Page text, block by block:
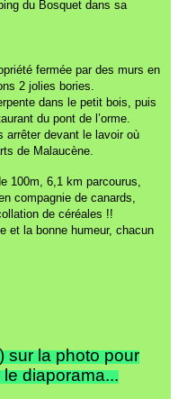
du Bosquet dans sa
fermée par des murs en
2 jolies bories.
dans le petit bois, puis
du pont de l’orme.
arrêter devant le lavoir où
de Malaucène.
100m, 6,1 km parcourus,
compagnie de canards,
de céréales !!
et la bonne humeur, chacun
sur la photo pour
diaporama...